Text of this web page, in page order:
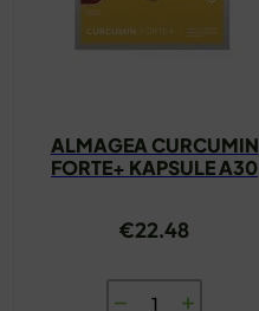
ALMAGEA CURCUMIN
FORTE+ KAPSULE A30
€22.48
ALMAGEA